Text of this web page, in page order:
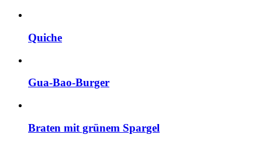
Quiche
Gua-Bao-Burger
Braten mit grünem Spargel